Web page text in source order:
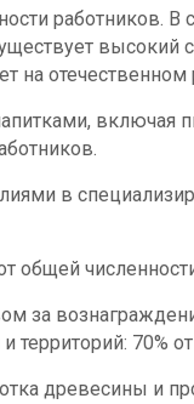
работников. В
на
включая
в
общей
за
70%
древесины и